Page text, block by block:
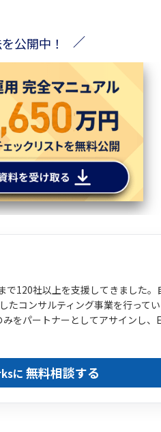
公開中！
120社以上を支援してきました。
コンサルティング事業を行って
をパートナーとしてアサインし、
に 無料相談する